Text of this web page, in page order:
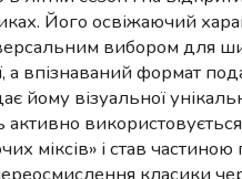
Його освіжаючий
вибором для
а впізнаваний формат
йому візуальної
активно
міксів» і став
класики